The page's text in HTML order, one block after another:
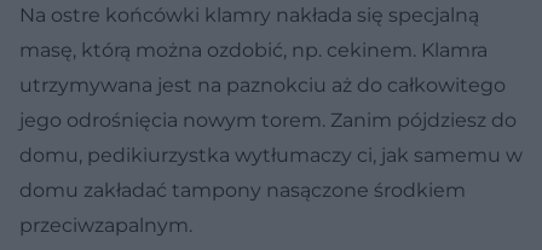
Na ostre końcówki klamry nakłada się specjalną
masę, którą można ozdobić, np. cekinem. Klamra
utrzymywana jest na paznokciu aż do całkowitego
jego odrośnięcia nowym torem. Zanim pójdziesz do
domu, pedikiurzystka wytłumaczy ci, jak samemu w
domu zakładać tampony nasączone środkiem
przeciwzapalnym.